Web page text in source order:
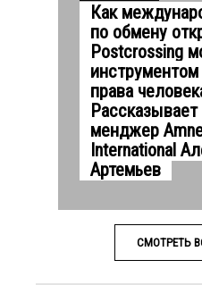
Как
по обмену
Postcrossing
права
менджер
International
Артемьев
СМОТРЕТЬ